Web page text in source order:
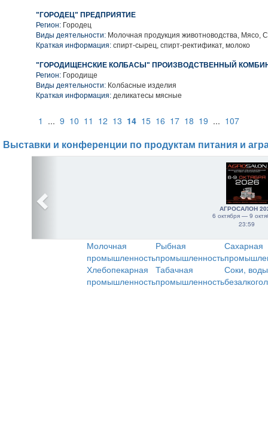
"ГОРОДЕЦ" ПРЕДПРИЯТИЕ
Регион: Городец
Виды деятельности: Молочная продукция животноводства, Мясо,
Краткая информация: спирт-сырец, спирт-ректификат, молоко
"ГОРОДИЩЕНСКИЕ КОЛБАСЫ" ПРОИЗВОДСТВЕННЫЙ
Регион: Городище
Виды деятельности: Колбасные изделия
Краткая информация: деликатесы мясные
1 ... 9 10 11 12 13 14 15 16 17 18 19 ... 107
Выставки и конференции по продуктам питания и
АГРОСАЛОН
6 октября — 9
23:59
Молочная
промышленность
Рыбная
промышленность
Сахарная
Хлебопекарная
промышленность
Табачная
промышленность
Соки,